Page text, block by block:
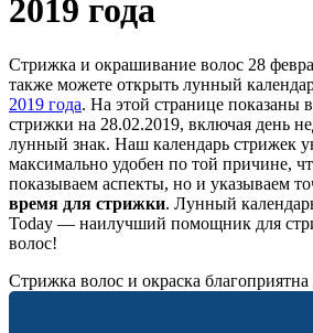
2019 года
Стрижка и окрашивание волос 28
также можете открыть лунный
2019 года. На этой странице показаны
стрижки на 28.02.2019, включая день
лунный знак. Наш календарь стрижек
максимально удобен по той причине,
показываем аспекты, но и указываем
время для стрижки. Лунный
Today — наилучший помощник для
волос!
Стрижка волос и окраска